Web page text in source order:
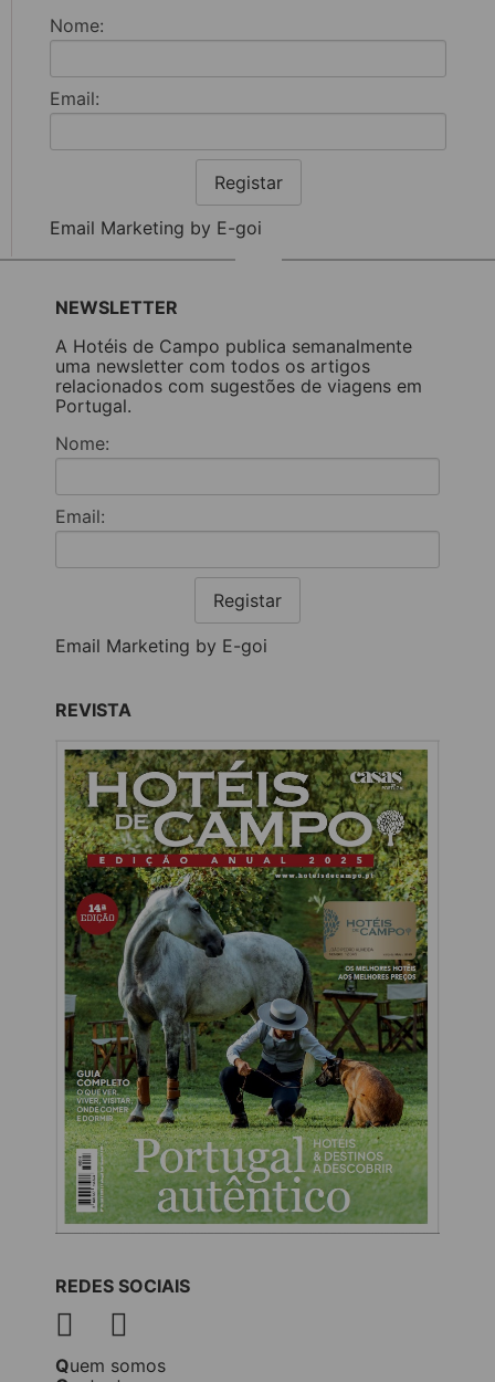
Nome:
Email:
Registar
Email Marketing by E-goi
NEWSLETTER
A Hotéis de Campo publica semanalmente
uma newsletter com todos os artigos
relacionados com sugestões de viagens em
Portugal.
Nome:
Email:
Registar
Email Marketing by E-goi
REVISTA
REDES SOCIAIS
Quem somos